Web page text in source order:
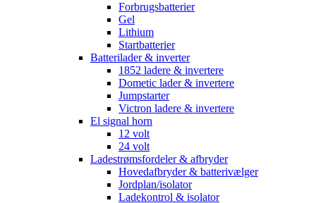
Forbrugsbatterier
Gel
Lithium
Startbatterier
Batterilader & inverter
1852 ladere & invertere
Dometic lader & invertere
Jumpstarter
Victron ladere & invertere
El signal horn
12 volt
24 volt
Ladestrømsfordeler & afbryder
Hovedafbryder & batterivælger
Jordplan/isolator
Ladekontrol & isolator